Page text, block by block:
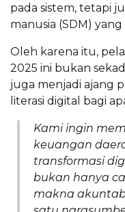
pada sistem, tetapi
manusia (SDM)
Oleh karena itu,
2025 ini bukan
juga menjadi ajang
literasi digital bagi
Kami ingin
keuangan
transformasi
bukan hanya
makna